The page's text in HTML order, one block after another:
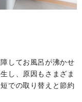
してお風呂が沸かせ
し、原因もさまざま
での取り替えと節約